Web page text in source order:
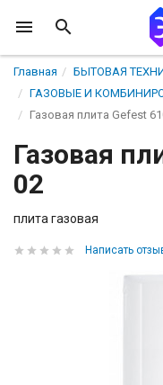
Главная
БЫТОВАЯ
ГАЗОВЫЕ И
Газовая плита Gefest
Газовая
02
плита газовая
Написать